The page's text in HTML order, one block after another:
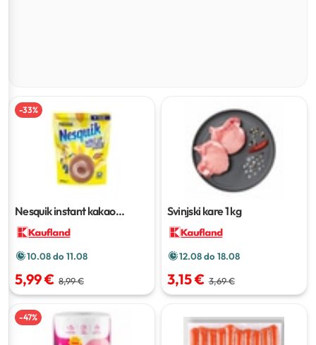
-33%
Nesquik instant kakao
10.08 do 11.08
5,99 € 8,99 €
Svinjski kare1 kg
12.08 do 18.08
3,15 € 3,69 €
-47%